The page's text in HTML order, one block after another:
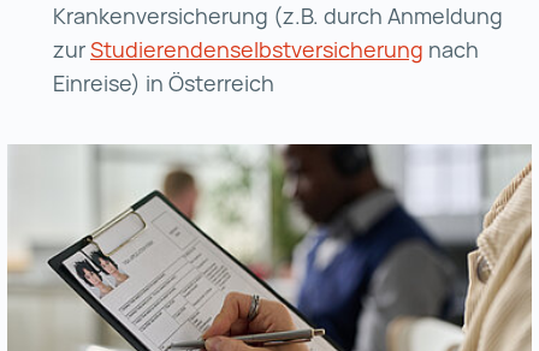
Krankenversicherung (z.B. durch Anmeldung
zurStudierendenselbstversicherung nach
Einreise) in Österreich